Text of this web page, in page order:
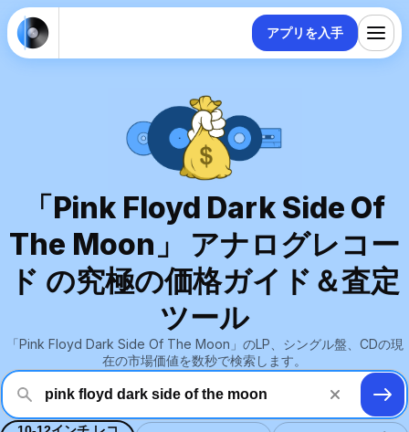
アプリを入手
「Pink Floyd Dark Side Of
The Moon」 アナログレコー
ド の究極の価格ガイド＆査定
ツール
「Pink Floyd Dark Side Of The Moon」のLP、シングル盤、CDの現
在の市場価値を数秒で検索します。